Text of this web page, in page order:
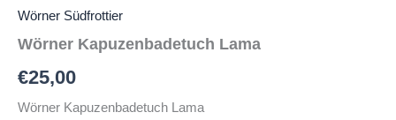
Wörner Südfrottier
Wörner Kapuzenbadetuch Lama
€25,00
Wörner Kapuzenbadetuch Lama